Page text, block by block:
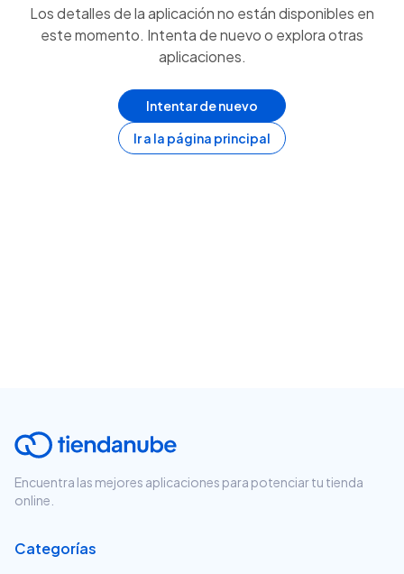
Los detalles de la aplicación no están disponibles en
este momento. Intenta de nuevo o explora otras
aplicaciones.
Intentar de nuevo
Ir a la página principal
Encuentra las mejores aplicaciones para potenciar tu tienda
online.
Categorías